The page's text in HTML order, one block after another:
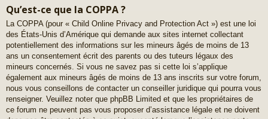
Qu’est-ce que la COPPA ?
La COPPA (pour « Child Online Privacy and Protection Act ») est une loi
des États-Unis d’Amérique qui demande aux sites internet collectant
potentiellement des informations sur les mineurs âgés de moins de 13
ans un consentement écrit des parents ou des tuteurs légaux des
mineurs concernés. Si vous ne savez pas si cette loi s’applique
également aux mineurs âgés de moins de 13 ans inscrits sur votre forum,
nous vous conseillons de contacter un conseiller juridique qui pourra vous
renseigner. Veuillez noter que phpBB Limited et que les propriétaires de
ce forum ne peuvent pas vous proposer d’assistance légale et ne doivent